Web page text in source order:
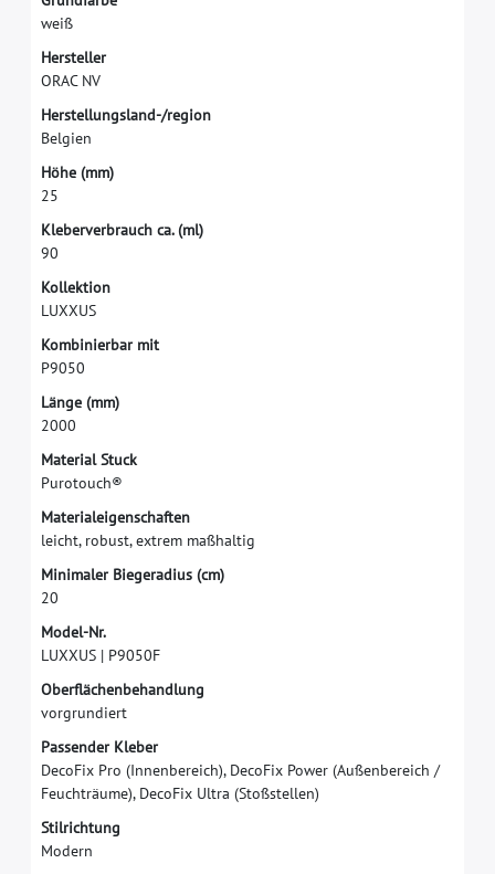
weiß
Hersteller
ORAC NV
Herstellungsland-/region
Belgien
Höhe (mm)
25
Kleberverbrauch ca. (ml)
90
Kollektion
LUXXUS
Kombinierbar mit
P9050
Länge (mm)
2000
Material Stuck
Purotouch®
Materialeigenschaften
leicht, robust, extrem maßhaltig
Minimaler Biegeradius (cm)
20
Model-Nr.
LUXXUS | P9050F
Oberfächenbehandlung
vorgrundiert
Passender Kleber
DecoFix Pro (Innenbereich), DecoFix Power (Außenbereich /
Feuchträume), DecoFix Ultra (Stoßstellen)
Stilrichtung
Modern